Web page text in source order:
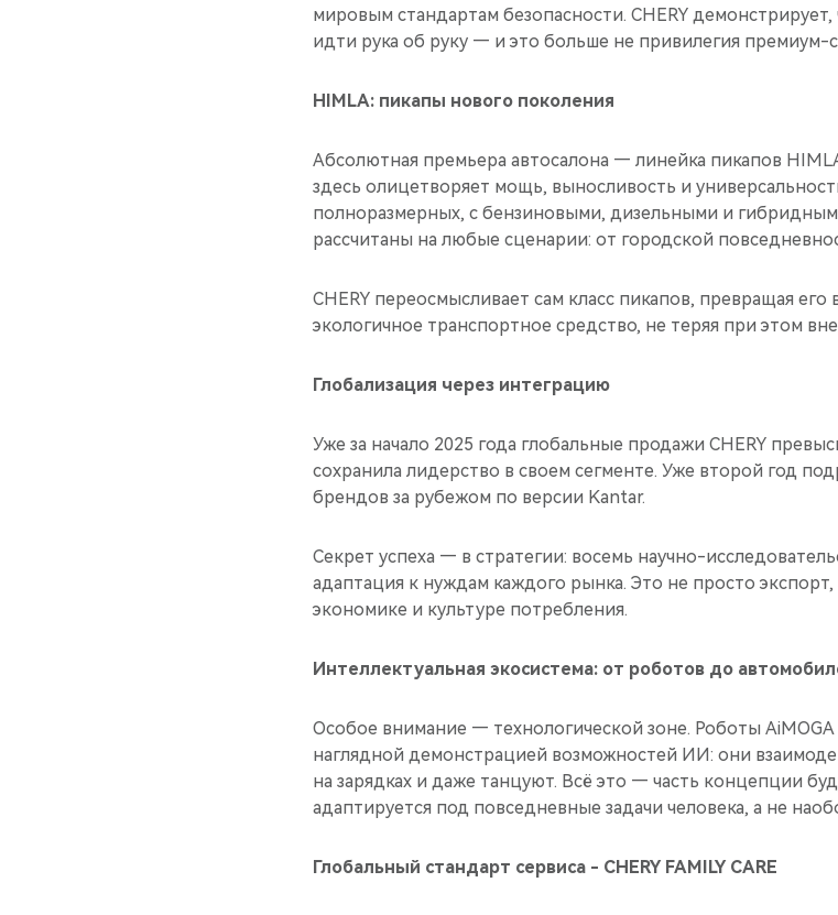
мировым стандартам безопасности. CHERY
идти рука об руку — и это больше не привилегия премиум-
HIMLA: пикапы нового поколения
Абсолютная премьера автосалона — линейка пикапов
здесь олицетворяет мощь, выносливость и
полноразмерных, с бензиновыми, дизельными и
рассчитаны на любые сценарии: от городской
CHERY переосмысливает сам класс пикапов, превращая
экологичное транспортное средство, не теряя при этом
Глобализация через интеграцию
Уже за начало 2025 года глобальные продажи CHERY
сохранила лидерство в своем сегменте. Уже второй год
брендов за рубежом по версии Kantar.
Секрет успеха — в стратегии: восемь научно-
адаптация к нуждам каждого рынка. Это не просто
экономике и культуре потребления.
Интеллектуальная экосистема: от роботов до
Особое внимание — технологической зоне. Роботы
наглядной демонстрацией возможностей ИИ: они
на зарядках и даже танцуют. Всё это — часть концепции
адаптируется под повседневные задачи человека, а не
Глобальный стандарт сервиса - CHERY FAMILY CARE